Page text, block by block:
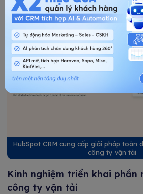
HubSpot CRM cung cấp giải pháp toàn
công ty vận tải
Kinh nghiệm triển khai phần
công ty vận tải